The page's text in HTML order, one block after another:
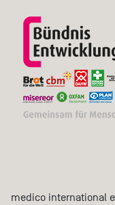
medico international